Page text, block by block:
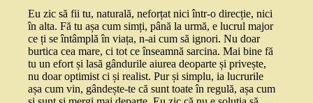
Eu zic să fii tu, naturală, neforțat nici într-o direcție, nici
în alta. Fă tu așa cum simți, până la urmă, e lucrul major
ce ți se întâmplă în viața, n-ai cum să ignori. Nu doar
burtica cea mare, ci tot ce înseamnă sarcina. Mai bine fă
tu un efort și lasă gândurile aiurea deoparte și privește,
nu doar optimist ci și realist. Pur și simplu, ia lucrurile
așa cum vin, gândește-te că sunt toate în regulă, așa cum